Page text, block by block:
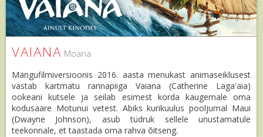
VAIANA Moana
Mängufilmiversioonis 2016. aasta menukast animaseiklusest
vastab kartmatu rannapiiga Vaiana (Catherine Lagaʻaia)
ookeani kutsele ja seilab esimest korda kaugemale oma
kodusaare Motunui vetest. Abiks kurikuulus pooljumal Maui
(Dwayne Johnson), asub tüdruk sellele unustamatule
teekonnale, et taastada oma rahva õitseng.